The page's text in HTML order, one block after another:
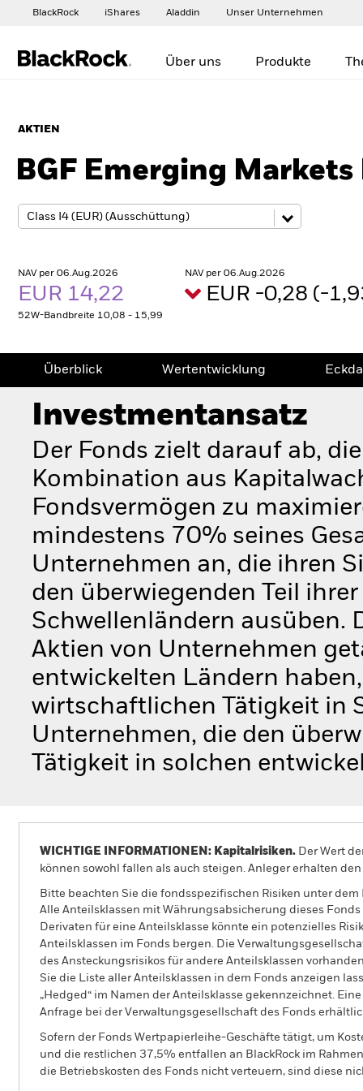
BlackRock iShares Aladdin Unser Unternehmen
Über uns Produkte
AKTIEN
BGF Emerging Markets
NAV per 06.Aug.2026
EUR 14,22
52W-Bandbreite 10,08 - 15,99
NAV per 06.Aug.2026
EUR -0,28 (-
Überblick Wertentwicklung
Investmentansatz
Der Fonds zielt darauf ab,
Kombination aus
Fondsvermögen zu
mindestens 70% seines
Unternehmen an, die ihren
den überwiegenden Teil
Schwellenländern ausüben.
Aktien von Unternehmen
entwickelten Ländern
wirtschaftlichen Tätigkeit in
Unternehmen, die den
Tätigkeit in solchen
WICHTIGE INFORMATIONEN: Kapitalrisiken. Der Wert
können sowohl fallen als auch steigen. Anleger erhalten
Bitte beachten Sie die fondsspezifischen Risiken unter dem
Alle Anteilsklassen mit Währungsabsicherung dieses
Derivaten für eine Anteilsklasse könnte ein potenzielles
Anteilsklassen im Fonds bergen. Die
des Ansteckungsrisikos für andere Anteilsklassen
Sie die Liste aller Anteilsklassen in dem Fonds anzeigen
„Hedged“ im Namen der Anteilsklasse gekennzeichnet.
Anfrage bei der Verwaltungsgesellschaft des Fonds
Sofern der Fonds Wertpapierleihe-Geschäfte tätigt, um
und die restlichen 37,5% entfallen an BlackRock im
die Betriebskosten des Fonds nicht verteuern, sind diese